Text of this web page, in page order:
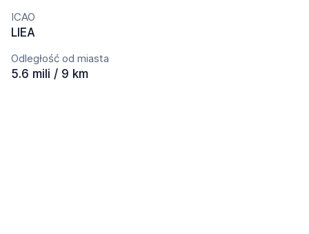
ICAO
LIEA
Odległość od miasta
5.6 mili / 9 km